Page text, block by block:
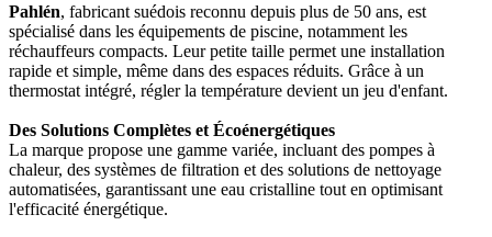
Pahlén, fabricant suédois reconnu depuis plus de 50 ans, est
spécialisé dans les équipements de piscine, notamment les
réchauffeurs compacts. Leur petite taille permet une installation
rapide et simple, même dans des espaces réduits. Grâce à un
thermostat intégré, régler la température devient un jeu d'enfant.
Des Solutions Complètes et Écoénergétiques
La marque propose une gamme variée, incluant des pompes à
chaleur, des systèmes de filtration et des solutions de nettoyage
automatisées, garantissant une eau cristalline tout en optimisant
l'efficacité énergétique.